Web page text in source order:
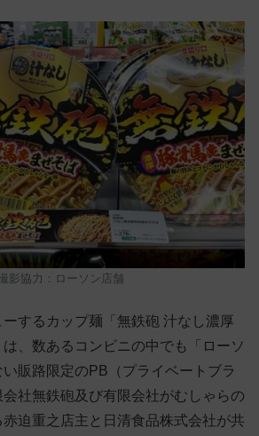
影協力：ローソン店舗
するカップ麺「無鉄砲 汁なし濃厚
、数あるコンビニの中でも「ローソ
販路限定のPB（プライベートブラ
社無鉄砲及び有限会社がむしゃらの
迫重之店主と日清食品株式会社が共